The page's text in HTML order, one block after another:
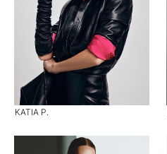
KATIA P.